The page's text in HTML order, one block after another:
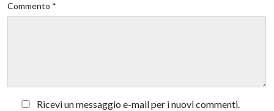
Commento *
Ricevi un messaggio e-mail per i nuovi commenti.